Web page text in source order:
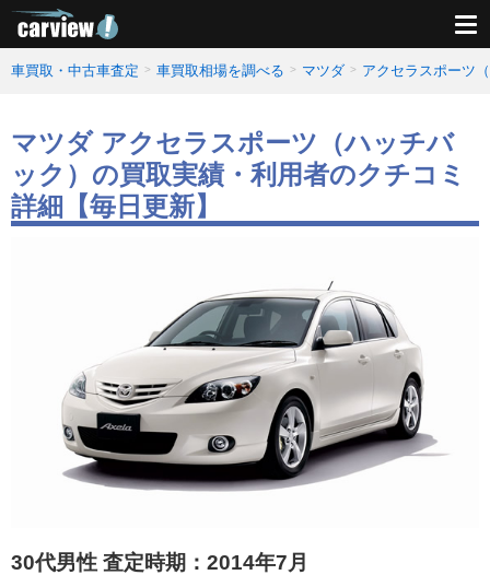
車買取・中古車査定 車買取相場を調べる マツダ アクセラスポーツ
マツダ アクセラスポーツ（ハッチバ
ック）の買取実績・利用者のクチコミ
詳細【毎日更新】
30代男性 査定時期： 2014年7月